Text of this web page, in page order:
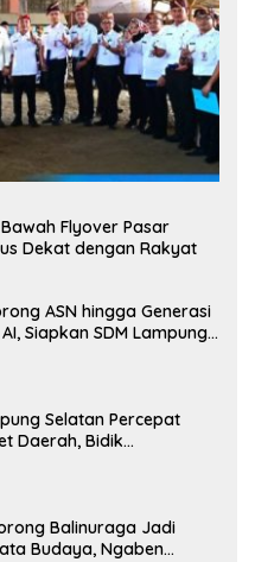
Flyover Pasar
Dekat dengan Rakyat
ASN hingga Generasi
Siapkan SDM Lampung
Selatan Percepat
Daerah, Bidik
Balinuraga Jadi
Budaya, Ngaben